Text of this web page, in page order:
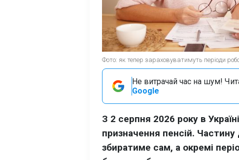
Фото: як тепер зараховуватимуть періоди
Не витрачай час на шум!
Google
З 2 серпня 2026 року в
призначення пенсій.
збиратиме сам, а окремі